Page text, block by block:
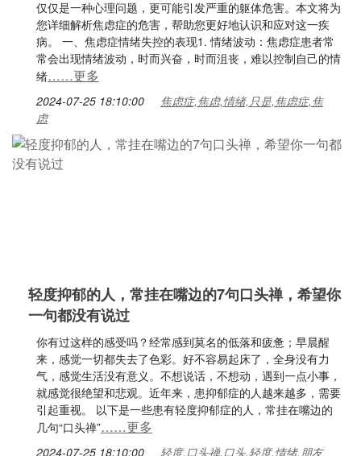
仅仅是一种心理问题，更可能引发严重的躯体危害。本文将为
您详细解析焦虑症的危害，帮助您更好地认识和应对这一疾
病。 一、焦虑症情绪失控的表现1. 情绪波动：焦虑症患者常
常会出现情绪波动，时而兴奋，时而沮丧，难以控制自己的情
绪……更多
2024-07-25 18:10:00
焦虑症,焦虑,情绪,只是,焦虑症,焦
虑
轻度抑郁的人，常挂在嘴边的7句口头禅，希望你
一句都没有说过
你有过这样的感受吗？经常感到莫名的低落和疲惫；早晨醒
来，感觉一切都失去了色彩。好不容易起床了，全身没有力
气，感觉生活没有意义。不想说话，不想动，遇到一点小事，
就感觉很绝望和悲观。近年来，患抑郁症的人越来越多，需要
引起重视。 以下是一些患有轻度抑郁症的人，常挂在嘴边的
几句“口头禅”……更多
2024-07-25 18:10:00 轻度,口头禅,口头,轻度,情绪,朋友